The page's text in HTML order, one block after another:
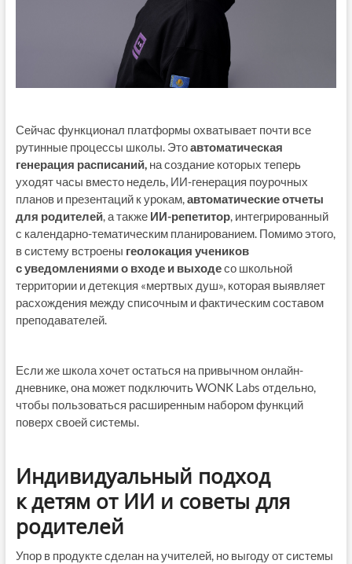
Сейчас функционал платформы охватывает почти все
рутинные процессы школы. Этоавтоматическая
генерация расписаний,на создание которых теперь
уходят часы вместо недель, ИИ-генерация поурочных
планов и презентаций к урокам,автоматические отчеты
для родителей, а также ИИ-репетитор, интегрированный
с календарно-тематическим планированием. Помимо этого,
в систему встроены геолокация учеников
с уведомлениями о входе и выходесо школьной
территории и детекция «мертвых душ», которая выявляет
расхождения между списочным и фактическим составом
преподавателей.
Если же школа хочет остаться на привычном онлайн-
дневнике, она может подключить WONK Labs отдельно,
чтобы пользоваться расширенным набором функций
поверх своей системы.
Индивидуальный подход
к детям от ИИ и советы для
родителей
Упор в продукте сделан на учителей, но выгоду от системы